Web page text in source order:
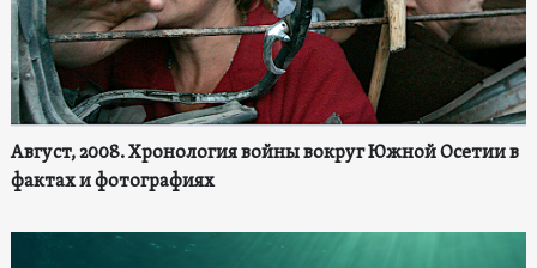
Август, 2008. Хронология войны вокруг Южной Осетии в
фактах и фотографиях